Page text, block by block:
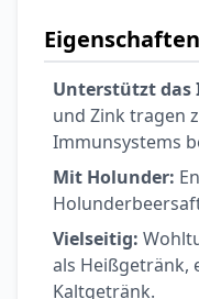
Unterstützt das
und Zink tragen
Immunsystems
Mit Holunder:
Vielseitig:
als Heißgetränk,
Kaltgetränk.